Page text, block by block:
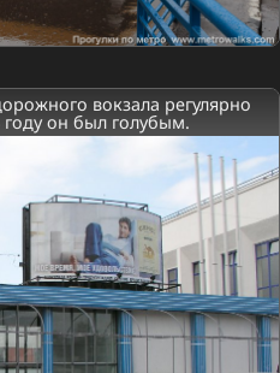
вокзала регулярно
году он был голубым.